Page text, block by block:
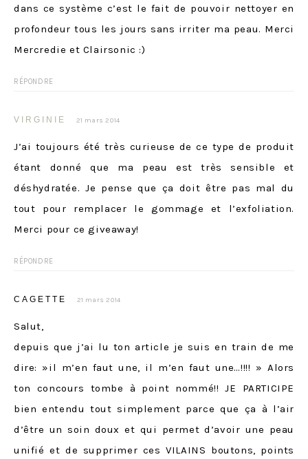
dans ce système c’est le fait de pouvoir nettoyer en
profondeur tous les jours sans irriter ma peau. Merci
Mercredie et Clairsonic :)
RÉPONDRE
VIRGINIE 21 mars 2014
J’ai toujours été très curieuse de ce type de produit
étant donné que ma peau est très sensible et
déshydratée. Je pense que ça doit être pas mal du
tout pour remplacer le gommage et l’exfoliation.
Merci pour ce giveaway!
RÉPONDRE
CAGETTE 21 mars 2014
Salut,
depuis que j’ai lu ton article je suis en train de me
dire: »il m’en faut une, il m’en faut une…!!!! » Alors
ton concours tombe à point nommé!! JE PARTICIPE
bien entendu tout simplement parce que ça à l’air
d’être un soin doux et qui permet d’avoir une peau
unifié et de supprimer ces VILAINS boutons, points